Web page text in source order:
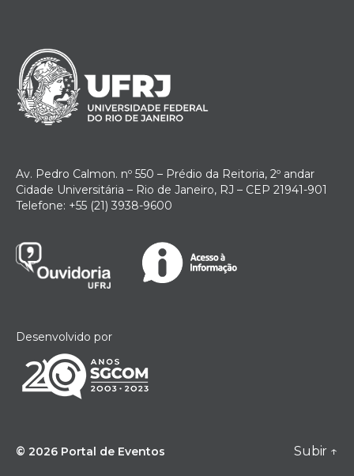
Av. Pedro Calmon. nº 550 – Prédio da Reitoria, 2º andar
Cidade Universitária – Rio de Janeiro, RJ – CEP 21941-901
Telefone: +55 (21) 3938-9600
Desenvolvido por
© 2026 Portal de Eventos Subir ↑